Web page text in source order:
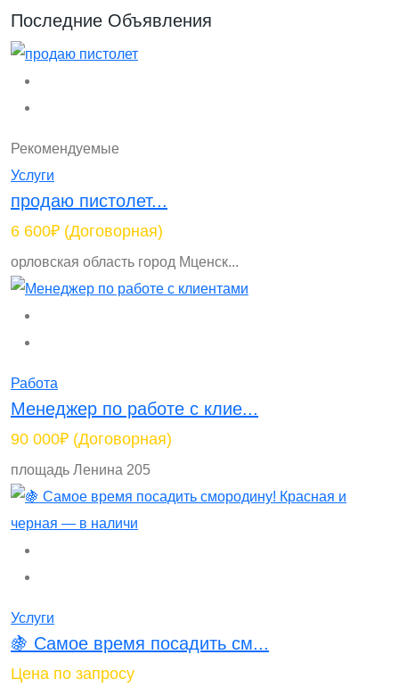
Последние Объявления
Рекомендуемые
Услуги
продаю пистолет...
6 600₽ (Договорная)
орловская область город Мценск...
Работа
Менеджер по работе с клие...
90 000₽ (Договорная)
площадь Ленина 205
Услуги
🍇 Самое время посадить см...
Цена по запросу